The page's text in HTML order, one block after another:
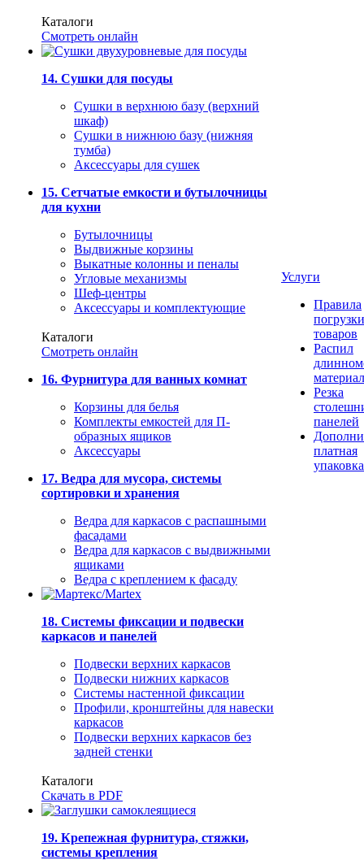
Каталоги
Смотреть онлайн
14. Сушки для посуды
Сушки в верхнюю базу (верхний
шкаф)
Сушки в нижнюю базу (нижняя
тумба)
Аксессуары для сушек
15. Сетчатые емкости и бутылочницы
для кухни
Бутылочницы
Выдвижные корзины
Выкатные колонны и пеналы
Угловые механизмы
Шеф-центры
Аксессуары и комплектующие
Каталоги
Смотреть онлайн
16. Фурнитура для ванных комнат
Корзины для белья
Комплекты емкостей для П-
образных ящиков
Аксессуары
17. Ведра для мусора, системы
сортировки и хранения
Ведра для каркасов с распашными
фасадами
Ведра для каркасов с выдвижными
ящиками
Ведра с креплением к фасаду
18. Системы фиксации и подвески
каркасов и панелей
Подвески верхних каркасов
Подвески нижних каркасов
Системы настенной фиксации
Профили, кронштейны для навески
каркасов
Подвески верхних каркасов без
задней стенки
Каталоги
Скачать в PDF
19. Крепежная фурнитура, стяжки,
системы крепления
Услуги
Правила
погрузки
товаров
Распил
Резка
панелей
платная
упаковка